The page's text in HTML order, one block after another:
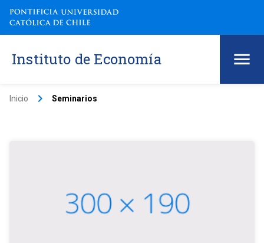
Instituto de Economía
Inicio keyboard_arrow_right Seminarios